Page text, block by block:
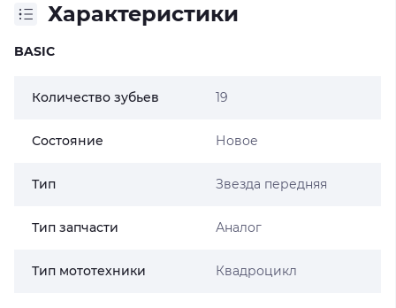
Характеристики
BASIC
Количество зубьев 19
Состояние Новое
Тип Звезда передняя
Тип запчасти Аналог
Тип мототехники Квадроцикл